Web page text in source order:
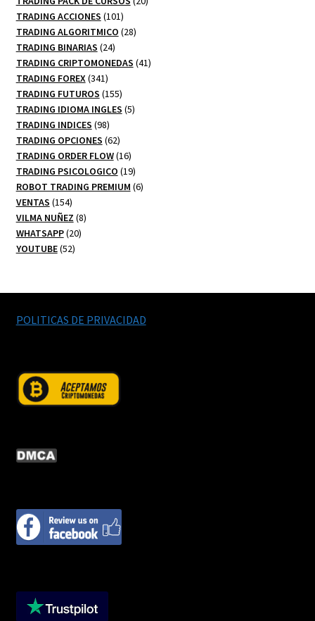
TRADING ACCIONES 101101
productos
TRADING ALGORITMICO 2828
TRADING BINARIAS 2424
productos
TRADING CRIPTOMONEDAS 4141
TRADING FOREX 341341
productos
TRADING FUTUROS 155155
productos
TRADING IDIOMA INGLES 55
TRADING INDICES 9898
productos
TRADING OPCIONES 6262
productos
TRADING ORDER FLOW 1616
productos
TRADING PSICOLOGICO 1919
productos
ROBOT TRADING PREMIUM 66
VENTAS 154154
productos
VILMA NUÑEZ 88
WHATSAPP 2020
YOUTUBE 5252
POLITICAS DE PRIVACIDAD